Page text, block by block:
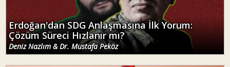
Erdoğan'dan SDG Anlaşmasına İlk Yorum:
Çözüm Süreci Hızlanır mı?
Deniz Nazlım & Dr. Mustafa Peköz